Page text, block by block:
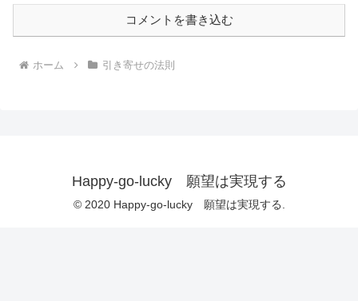
コメントを書き込む
ホーム 引き寄せの法則
Happy-go-lucky 願望は実現する
© 2020 Happy-go-lucky 願望は実現する.